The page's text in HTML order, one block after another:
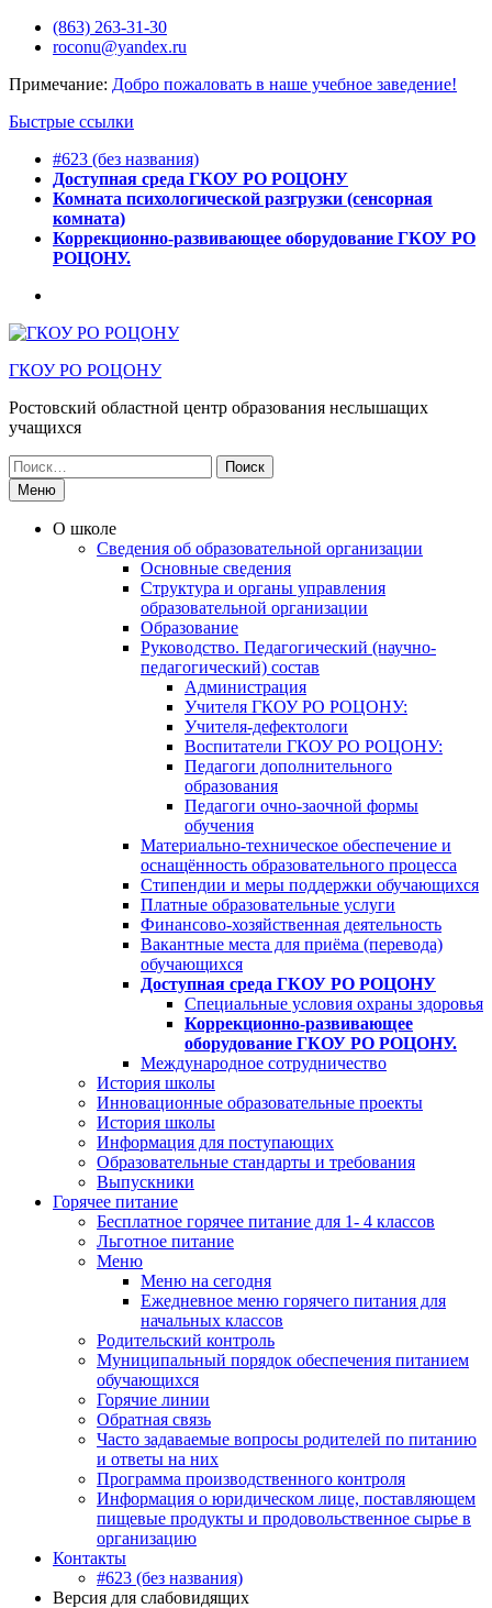
Перейти(863) 263-31-30
roconu@yandex.ru
Примечание: Добро пожаловать в наше учебное заведение!
Быстрые ссылки
#623 (без названия)
Доступная среда ГКОУ РО РОЦОНУ
Комната психологической разгрузки (сенсорная
комната)
Коррекционно-развивающее оборудование ГКОУ РО
РОЦОНУ.
ГКОУ РО РОЦОНУ
Ростовский областной центр образования неслышащих
учащихся
Искать:
Меню
О школе
Сведения об образовательной организации
Основные сведения
Структура и органы управления
образовательной организации
Образование
Руководство. Педагогический (научно-
педагогический) состав
Администрация
Учителя ГКОУ РО РОЦОНУ:
Учителя-дефектологи
Воспитатели ГКОУ РО РОЦОНУ:
Педагоги дополнительного
образования
Педагоги очно-заочной формы
обучения
Материально-техническое обеспечение и
оснащённость образовательного процесса
Стипендии и меры поддержки обучающихся
Платные образовательные услуги
Финансово-хозяйственная деятельность
Вакантные места для приёма (перевода)
обучающихся
Доступная среда ГКОУ РО РОЦОНУ
Специальные условия охраны здоровья
Коррекционно-развивающее
оборудование ГКОУ РО РОЦОНУ.
Международное сотрудничество
История школы
Инновационные образовательные проекты
История школы
Информация для поступающих
Образовательные стандарты и требования
Выпускники
Горячее питание
Бесплатное горячее питание для 1- 4 классов
Льготное питание
Меню
Меню на сегодня
Ежедневное меню горячего питания для
начальных классов
Родительский контроль
Муниципальный порядок обеспечения питанием
обучающихся
Горячие линии
Обратная связь
Часто задаваемые вопросы родителей по питанию
и ответы на них
Программа производственного контроля
Информация о юридическом лице, поставляющем
пищевые продукты и продовольственное сырье в
организацию
Контакты
#623 (без названия)
Версия для слабовидящих